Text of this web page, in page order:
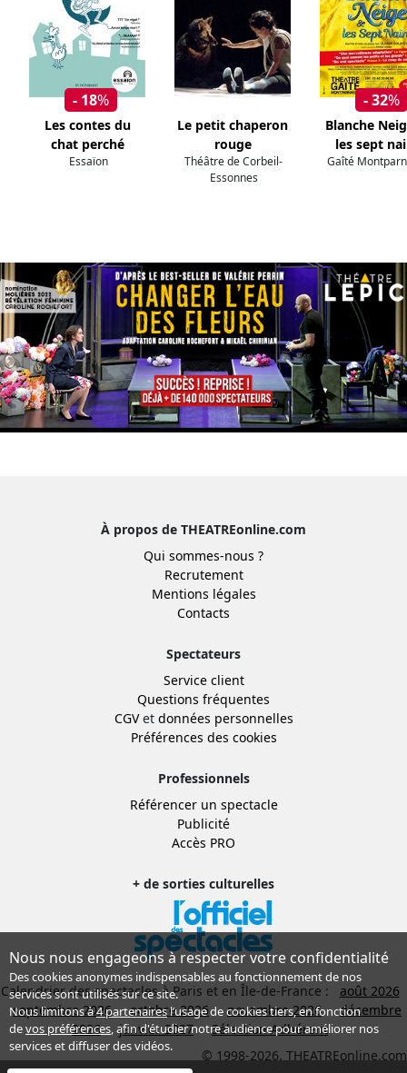
- 18%
Les contes du
chat perché
Essaïon
Le petit chaperon
rouge
Théâtre de Corbeil-
Essonnes
- 32%
Blanche
les sept
Gaîté
À propos de THEATREonline.com
Qui sommes-nous ?
Recrutement
Mentions légales
Contacts
Spectateurs
Service client
Questions fréquentes
CGVet données personnelles
Préférences des cookies
Professionnels
Référencer un spectacle
Publicité
Accès PRO
+ de sorties culturelles
Calendrier des spectacles à Paris et en Île-de-France :
août 2026
septembre 2026
octobre 2026 novembre 2026
décembre
2026
janvier 2027
Sélection Adhérent
© 1998-2026, THEATREonline.com
Nous nous engageons à respecter votre confidentialité
Des cookies anonymes indispensables au fonctionnement de nos
services sont utilisés sur ce site.
Nous limitons à4 partenairesl’usage de cookies tiers, en fonction
devos préférences, afin d'étudier notre audience pour améliorer nos
services et diffuser des vidéos.